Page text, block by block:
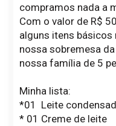
compramos nada a
Com o valor de R$
alguns itens básicos
nossa sobremesa
nossa família de 5
Minha lista:
*01 Leite
* 01 Creme de leite